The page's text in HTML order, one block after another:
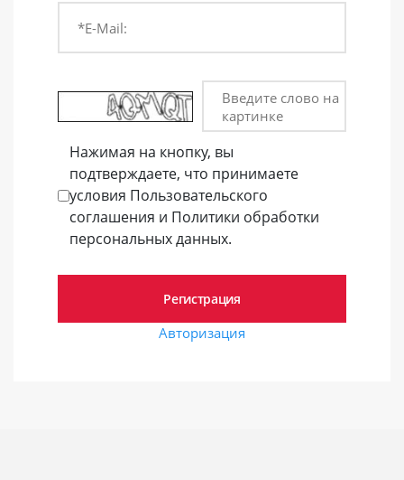
*E-Mail:
Введите слово на
картинке
Нажимая на кнопку, вы
подтверждаете, что принимаете
условия Пользовательского
соглашения и Политики обработки
персональных данных.
Авторизация